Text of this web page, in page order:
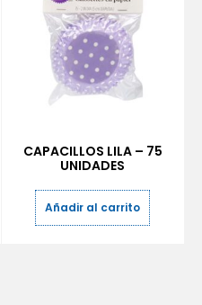
CAPACILLOS LILA – 75
UNIDADES
Añadir al carrito